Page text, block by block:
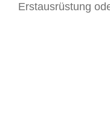
Erstausrüstung